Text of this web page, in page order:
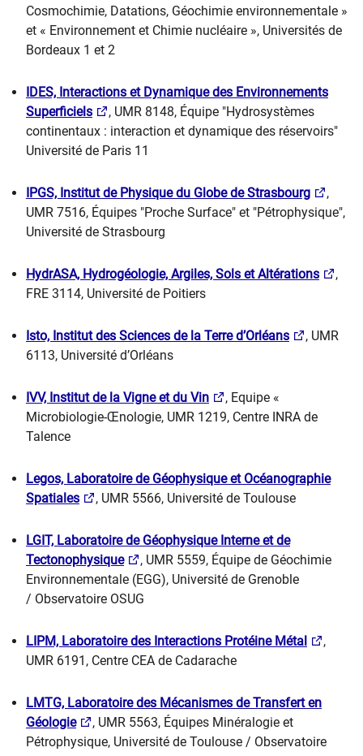
Cosmochimie, Datations, Géochimie environnementale »
et « Environnement et Chimie nucléaire », Universités de
Bordeaux 1 et 2
IDES, Interactions et Dynamique des Environnements
Superficiels
, UMR 8148, Équipe "Hydrosystèmes
continentaux : interaction et dynamique des réservoirs"
Université de Paris 11
IPGS, Institut de Physique du Globe de Strasbourg
,
UMR 7516, Équipes "Proche Surface" et "Pétrophysique",
Université de Strasbourg
HydrASA, Hydrogéologie, Argiles, Sols et Altérations
,
FRE 3114, Université de Poitiers
Isto, Institut des Sciences de la Terre d’Orléans
, UMR
6113, Université d’Orléans
IVV, Institut de la Vigne et du Vin
, Equipe «
Microbiologie-Œnologie, UMR 1219, Centre INRA de
Talence
Legos, Laboratoire de Géophysique et Océanographie
Spatiales
, UMR 5566, Université de Toulouse
LGIT, Laboratoire de Géophysique Interne et de
Tectonophysique
, UMR 5559, Équipe de Géochimie
Environnementale (EGG), Université de Grenoble
/ Observatoire OSUG
LIPM, Laboratoire des Interactions Protéine Métal
,
UMR 6191, Centre CEA de Cadarache
LMTG, Laboratoire des Mécanismes de Transfert en
Géologie
, UMR 5563, Équipes Minéralogie et
Pétrophysique, Université de Toulouse / Observatoire